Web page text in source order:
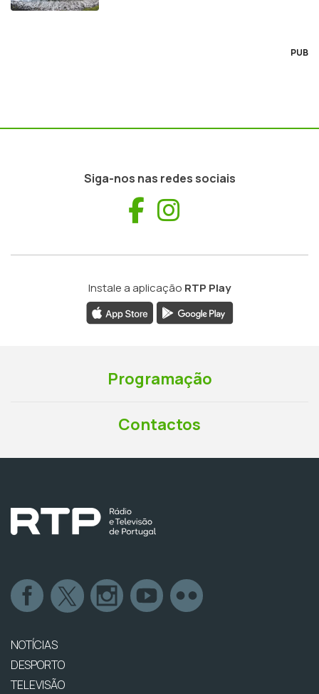
PUB
Siga-nos nas redes sociais
Facebook
Instale a aplicação RTP Play
Programação
Contactos
NOTÍCIAS
DESPORTO
TELEVISÃO